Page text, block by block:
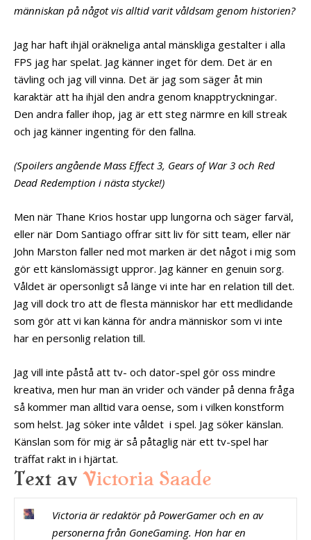
människan på något vis alltid varit våldsam genom historien?
Jag har haft ihjäl oräkneliga antal mänskliga gestalter i alla
FPS jag har spelat. Jag känner inget för dem. Det är en
tävling och jag vill vinna. Det är jag som säger åt min
karaktär att ha ihjäl den andra genom knapptryckningar.
Den andra faller ihop, jag är ett steg närmre en kill streak
och jag känner ingenting för den fallna.
(Spoilers angående Mass Effect 3, Gears of War 3 och Red
Dead Redemption i nästa stycke!)
Men när Thane Krios hostar upp lungorna och säger farväl,
eller när Dom Santiago offrar sitt liv för sitt team, eller när
John Marston faller ned mot marken är det något i mig som
gör ett känslomässigt uppror. Jag känner en genuin sorg.
Våldet är opersonligt så länge vi inte har en relation till det.
Jag vill dock tro att de flesta människor har ett medlidande
som gör att vi kan känna för andra människor som vi inte
har en personlig relation till.
Jag vill inte påstå att tv- och dator-spel gör oss mindre
kreativa, men hur man än vrider och vänder på denna fråga
så kommer man alltid vara oense, som i vilken konstform
som helst. Jag söker inte våldet i spel. Jag söker känslan.
Känslan som för mig är så påtaglig när ett tv-spel har
träffat rakt in i hjärtat.
Text av Victoria Saade
Victoria är redaktör på PowerGamer och en av
personerna från GoneGaming. Hon har en